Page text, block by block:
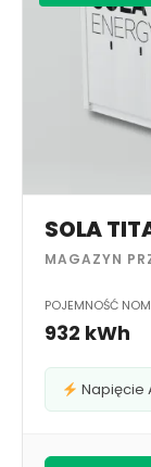
SOLA
MAGAZYN
POJEMNOŚĆ
932 kWh
Napięcie